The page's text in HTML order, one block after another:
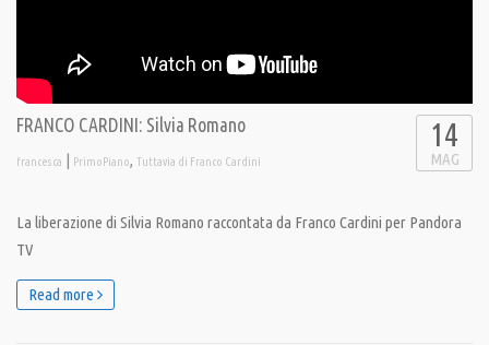
FRANCO CARDINI: Silvia Romano
francesca | PrimoPiano, Tuttavia di Franco Cardini
14
MAG
La liberazione di Silvia Romano raccontata da Franco Cardini per Pandora
TV
Read more